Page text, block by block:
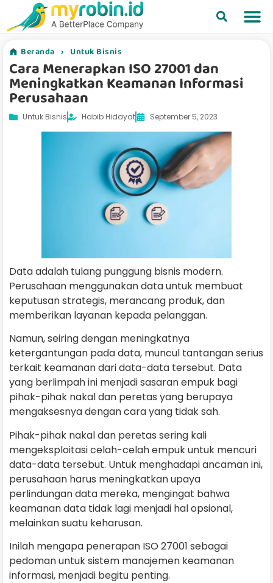
Beranda › Untuk Bisnis
Cara Menerapkan ISO 27001 dan
Meningkatkan Keamanan Informasi
Perusahaan
Untuk Bisnis Habib Hidayat September 5, 2023
Data adalah tulang punggung bisnis modern.
Perusahaan menggunakan data untuk membuat
keputusan strategis, merancang produk, dan
memberikan layanan kepada pelanggan.
Namun, seiring dengan meningkatnya
ketergantungan pada data, muncul tantangan serius
terkait keamanan dari data-data tersebut. Data
yang berlimpah ini menjadi sasaran empuk bagi
pihak-pihak nakal dan peretas yang berupaya
mengaksesnya dengan cara yang tidak sah.
Pihak-pihak nakal dan peretas sering kali
mengeksploitasi celah-celah empuk untuk mencuri
data-data tersebut. Untuk menghadapi ancaman ini,
perusahaan harus meningkatkan upaya
perlindungan data mereka, mengingat bahwa
keamanan data tidak lagi menjadi hal opsional,
melainkan suatu keharusan.
Inilah mengapa penerapan ISO 27001 sebagai
pedoman untuk sistem manajemen keamanan
informasi, menjadi begitu penting.